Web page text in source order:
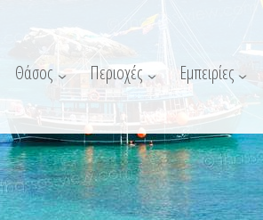
Θάσος Περιοχές Εμπειρίες